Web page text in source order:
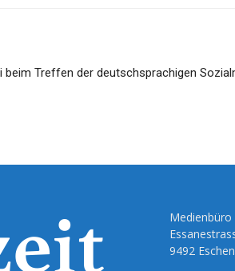
beim Treffen der deutschsprachigen
Medienbüro
9492 Eschen